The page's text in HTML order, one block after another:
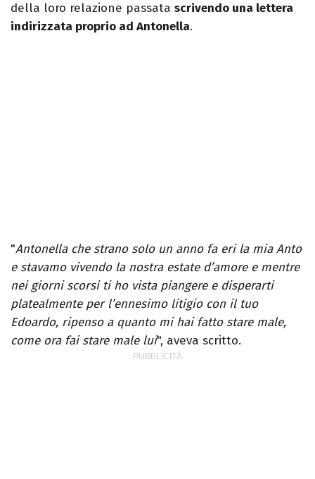
della loro relazione passata scrivendo una lettera
indirizzata proprio ad Antonella.
"Antonella che strano solo un anno fa eri la mia Anto
e stavamo vivendo la nostra estate d’amore e mentre
nei giorni scorsi ti ho vista piangere e disperarti
platealmente per l’ennesimo litigio con il tuo
Edoardo, ripenso a quanto mi hai fatto stare male,
come ora fai stare male lui", aveva scritto.